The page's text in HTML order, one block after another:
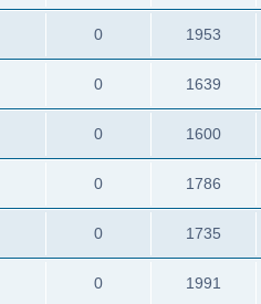
0 1953
0 1639
0 1600
0 1786
0 1735
0 1991